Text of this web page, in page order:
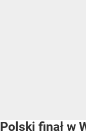
Polski finał w